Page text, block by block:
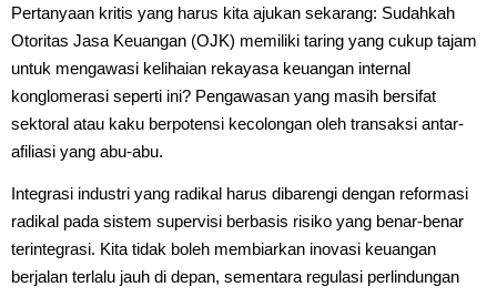
Pertanyaan kritis yang harus kita ajukan sekarang: Sudahkah
Otoritas Jasa Keuangan (OJK) memiliki taring yang cukup tajam
untuk mengawasi kelihaian rekayasa keuangan internal
konglomerasi seperti ini? Pengawasan yang masih bersifat
sektoral atau kaku berpotensi kecolongan oleh transaksi antar-
afiliasi yang abu-abu.
Integrasi industri yang radikal harus dibarengi dengan reformasi
radikal pada sistem supervisi berbasis risiko yang benar-benar
terintegrasi. Kita tidak boleh membiarkan inovasi keuangan
berjalan terlalu jauh di depan, sementara regulasi perlindungan